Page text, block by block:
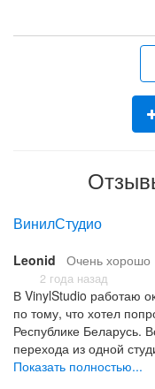
месяц,автомобилем
можем рекомендовать
ВинилСтудио
Leonid Очень хорошо
2 года назад
В VinylStudio работаю
по тому, что хотел
Республике Беларусь.
перехода из одной
– это «космос» с её
Показать полностью...